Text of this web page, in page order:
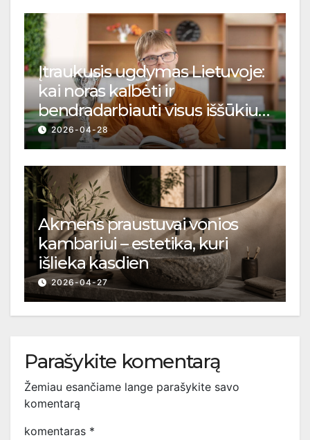
Įtraukusis ugdymas Lietuvoje:
kai noras kalbėti ir
bendradarbiauti visus iššūkius
įveikia
2026-04-28
Akmens praustuvai vonios
kambariui – estetika, kuri
išlieka kasdien
2026-04-27
Parašykite komentarą
Žemiau esančiame lange parašykite savo
komentarą
komentaras *